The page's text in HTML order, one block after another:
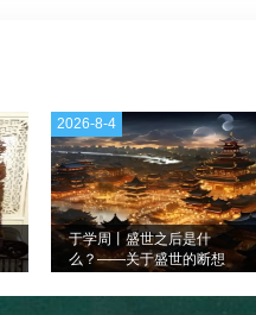
于学周丨盛世之后是什
么？——关于盛世的断想
2026-8-4